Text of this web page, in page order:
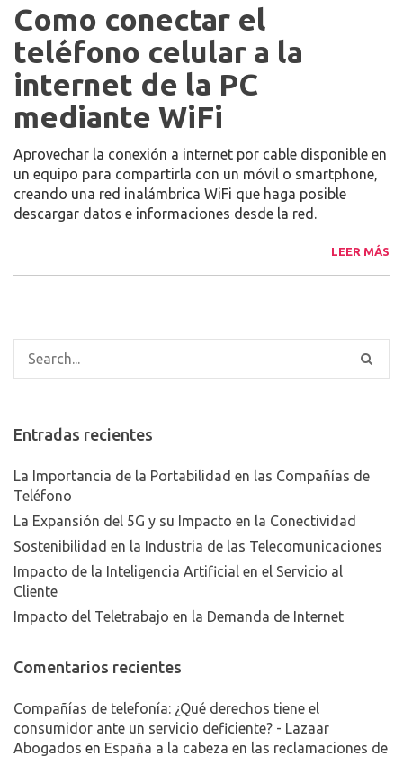
Como conectar el
teléfono celular a la
internet de la PC
mediante WiFi
Aprovechar la conexión a internet por cable disponible en
un equipo para compartirla con un móvil o smartphone,
creando una red inalámbrica WiFi que haga posible
descargar datos e informaciones desde la red.
LEER MÁS
Entradas recientes
La Importancia de la Portabilidad en las Compañías de
Teléfono
La Expansión del 5G y su Impacto en la Conectividad
Sostenibilidad en la Industria de las Telecomunicaciones
Impacto de la Inteligencia Artificial en el Servicio al
Cliente
Impacto del Teletrabajo en la Demanda de Internet
Comentarios recientes
Compañías de telefonía: ¿Qué derechos tiene el
consumidor ante un servicio deficiente? - Lazaar
Abogados en España a la cabeza en las reclamaciones de